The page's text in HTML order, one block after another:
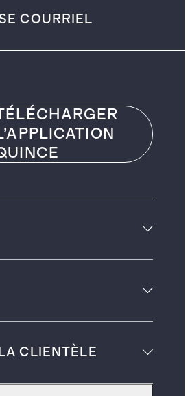
CLIENTÈLE